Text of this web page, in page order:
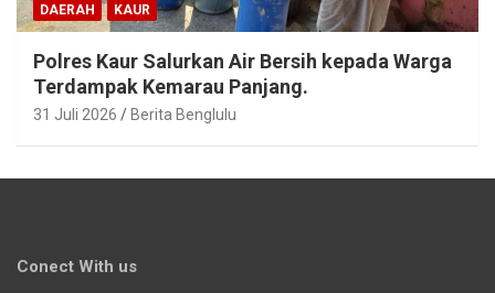
DAERAH KAUR
Polres Kaur Salurkan Air Bersih kepada Warga
Terdampak Kemarau Panjang.
31 Juli 2026 Berita Benglulu
Conect With us